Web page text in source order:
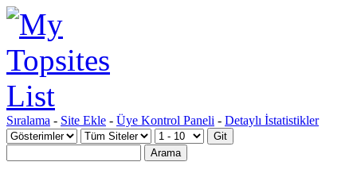
Sıralama - Site Ekle - Üye Kontrol Paneli - Detaylı İstatistikler